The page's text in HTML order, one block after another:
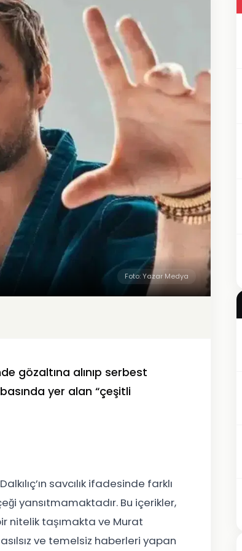
Foto: Yazar Medya
gözaltına alınıp serbest
yer alan “çeşitli
savcılık ifadesinde farklı
yansıtmamaktadır. Bu içerikler,
nitelik taşımakta ve Murat
asılsız ve temelsiz haberleri yapan